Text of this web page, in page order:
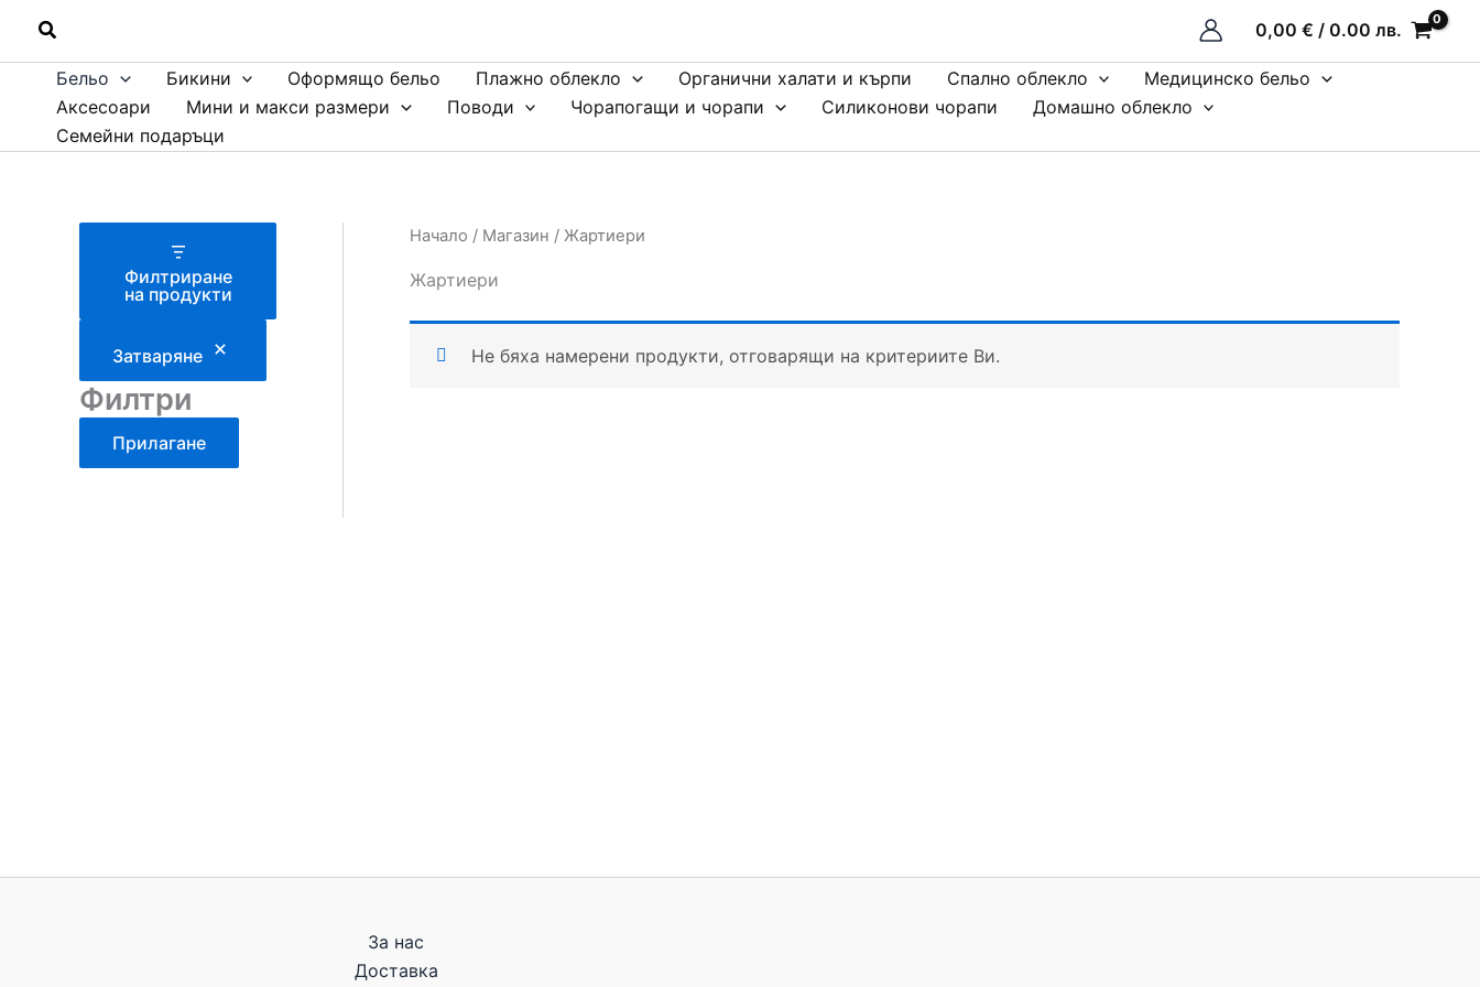
content
Search 0,00 € / 0.00 лв.
Бельо Бикини Оформящо бельо Плажно облекло Органични халати и кърпи Спално облекло
Медицинско бельо
Аксесоари
Мини и макси размери Поводи Чорапогащи и чорапи Силиконови чорапи
Домашно облекло
Семейни подаръци
Филтриране
на продукти
Затваряне
Филтри
Прилагане
Начало / Магазин / Жартиери
Жартиери
Не бяха намерени продукти, отговарящи на критериите Ви.
За нас
Доставка